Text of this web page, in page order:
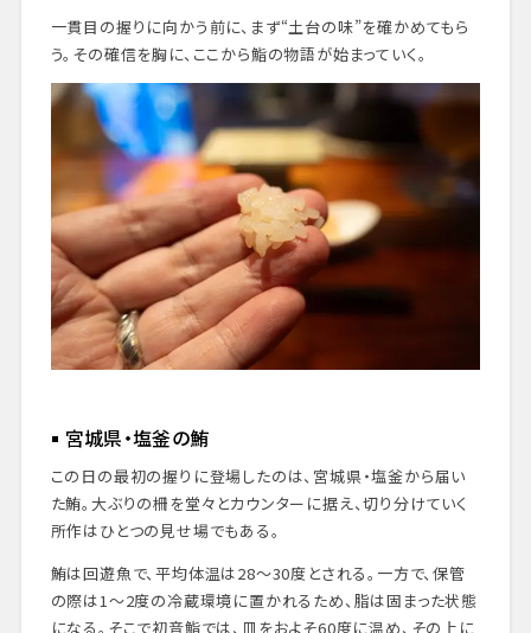
一貫目の握りに向かう前に、まず“土台の味”を確かめてもら
う。その確信を胸に、ここから鮨の物語が始まっていく。
宮城県・塩釜の鮪
この日の最初の握りに登場したのは、宮城県・塩釜から届い
た鮪。大ぶりの柵を堂々とカウンターに据え、切り分けていく
所作はひとつの見せ場でもある。
鮪は回遊魚で、平均体温は28〜30度とされる。一方で、保管
の際は1〜2度の冷蔵環境に置かれるため、脂は固まった状態
になる。そこで初音鮨では、皿をおよそ60度に温め、その上に